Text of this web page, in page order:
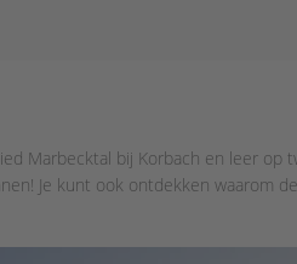
Marbecktal bij Korbach en leer op
Je kunt ook ontdekken waarom